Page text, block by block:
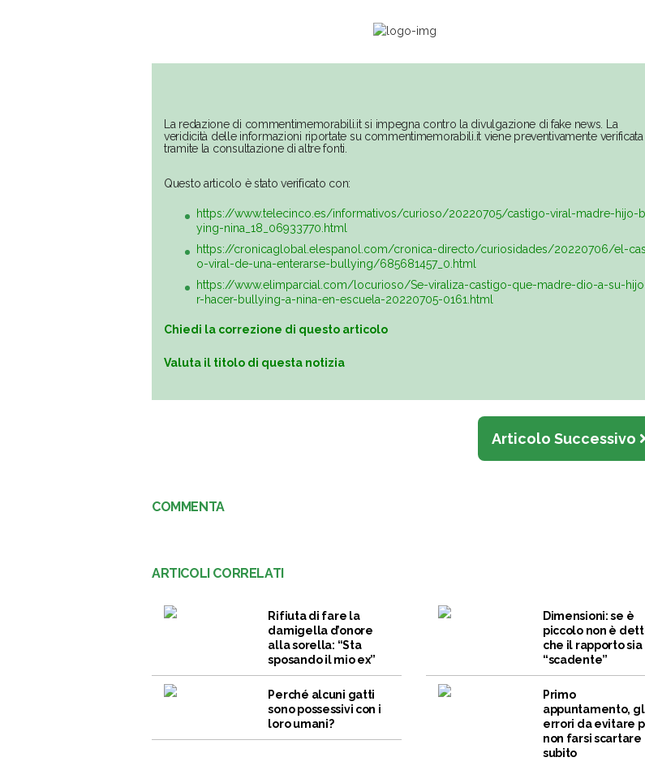
La redazione di commentimemorabili.it si impegna contro la divulgazione di fake news. La
veridicità delle informazioni riportate su commentimemorabili.it viene preventivamente verificata
tramite la consultazione di altre fonti.
Questo articolo è stato verificato con:
https://www.telecinco.es/informativos/curioso/20220705/castigo-viral-madre-hijo-
ying-nina_18_06933770.html
https://cronicaglobal.elespanol.com/cronica-directo/curiosidades/20220706/el-
o-viral-de-una-enterarse-bullying/685681457_0.html
https://www.elimparcial.com/locurioso/Se-viraliza-castigo-que-madre-dio-a-su-
r-hacer-bullying-a-nina-en-escuela-20220705-0161.html
Chiedi la correzione di questo articolo
Valuta il titolo di questa notizia
Articolo Successivo
COMMENTA
ARTICOLI CORRELATI
Rifiuta di fare la
damigella d’onore
alla sorella: “Sta
sposando il mio ex”
Dimensioni: se è
piccolo non è
che il rapporto sia
“scadente”
Perché alcuni gatti
sono possessivi con i
loro umani?
Primo
appuntamento,
errori da evitare
non farsi scartare
subito